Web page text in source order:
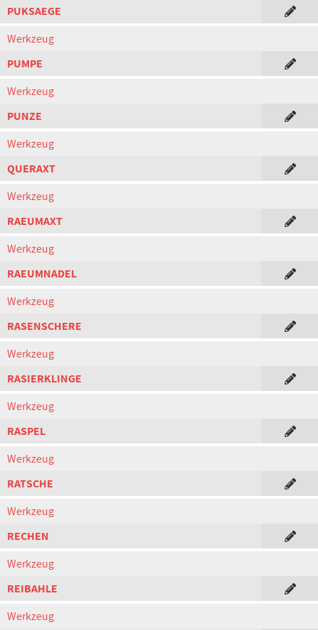
PUKSAEGE
Werkzeug
PUMPE
Werkzeug
PUNZE
Werkzeug
QUERAXT
Werkzeug
RAEUMAXT
Werkzeug
RAEUMNADEL
Werkzeug
RASENSCHERE
Werkzeug
RASIERKLINGE
Werkzeug
RASPEL
Werkzeug
RATSCHE
Werkzeug
RECHEN
Werkzeug
REIBAHLE
Werkzeug